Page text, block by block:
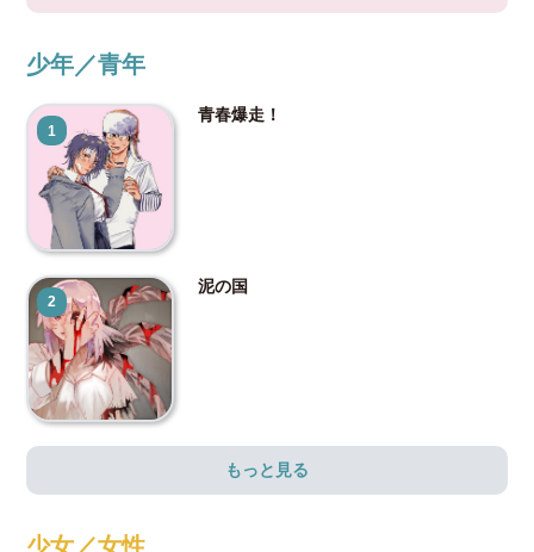
少年／青年
1
青春爆走！
2
泥の国
もっと見る
少女／女性